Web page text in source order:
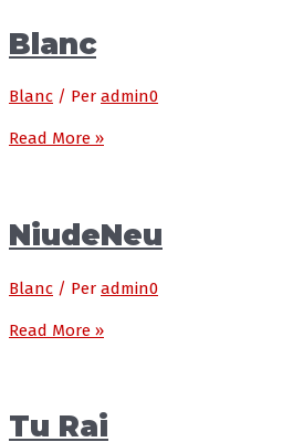
Blanc
Blanc / Per admin0
Read More »
NiudeNeu
Blanc / Per admin0
Read More »
Tu Rai